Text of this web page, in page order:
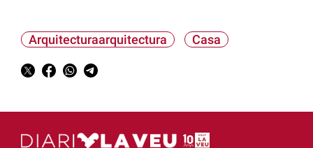
Arquitecturaarquitectura Casa